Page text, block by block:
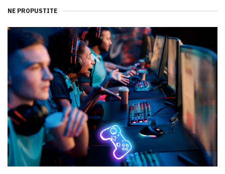
NE PROPUSTITE